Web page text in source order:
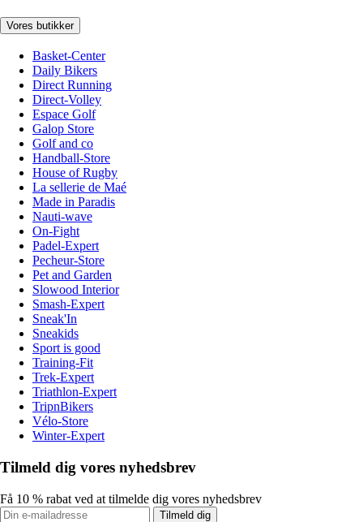
Vores butikker
Basket-Center
Daily Bikers
Direct Running
Direct-Volley
Espace Golf
Galop Store
Golf and co
Handball-Store
House of Rugby
La sellerie de Maé
Made in Paradis
Nauti-wave
On-Fight
Padel-Expert
Pecheur-Store
Pet and Garden
Slowood Interior
Smash-Expert
Sneak'In
Sneakids
Sport is good
Training-Fit
Trek-Expert
Triathlon-Expert
TripnBikers
Vélo-Store
Winter-Expert
Tilmeld dig vores nyhedsbrev
Få 10 % rabat ved at tilmelde dig vores nyhedsbrev
Tilmeld dig